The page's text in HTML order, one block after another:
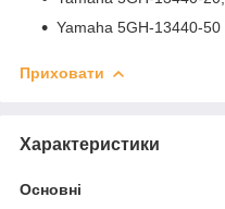
Yamaha 5GH-13440-50
Приховати
Характеристики
Основні